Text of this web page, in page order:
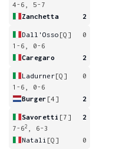
4-6, 5-7
Zanchetta
2
Dall'Osso [Q]
0
1-6, 0-6
Caregaro
2
Ladurner[Q]
0
1-6, 0-6
Burger [4] 2
Savoretti [7]
2
7-62
, 6-3
Natali [Q] 0